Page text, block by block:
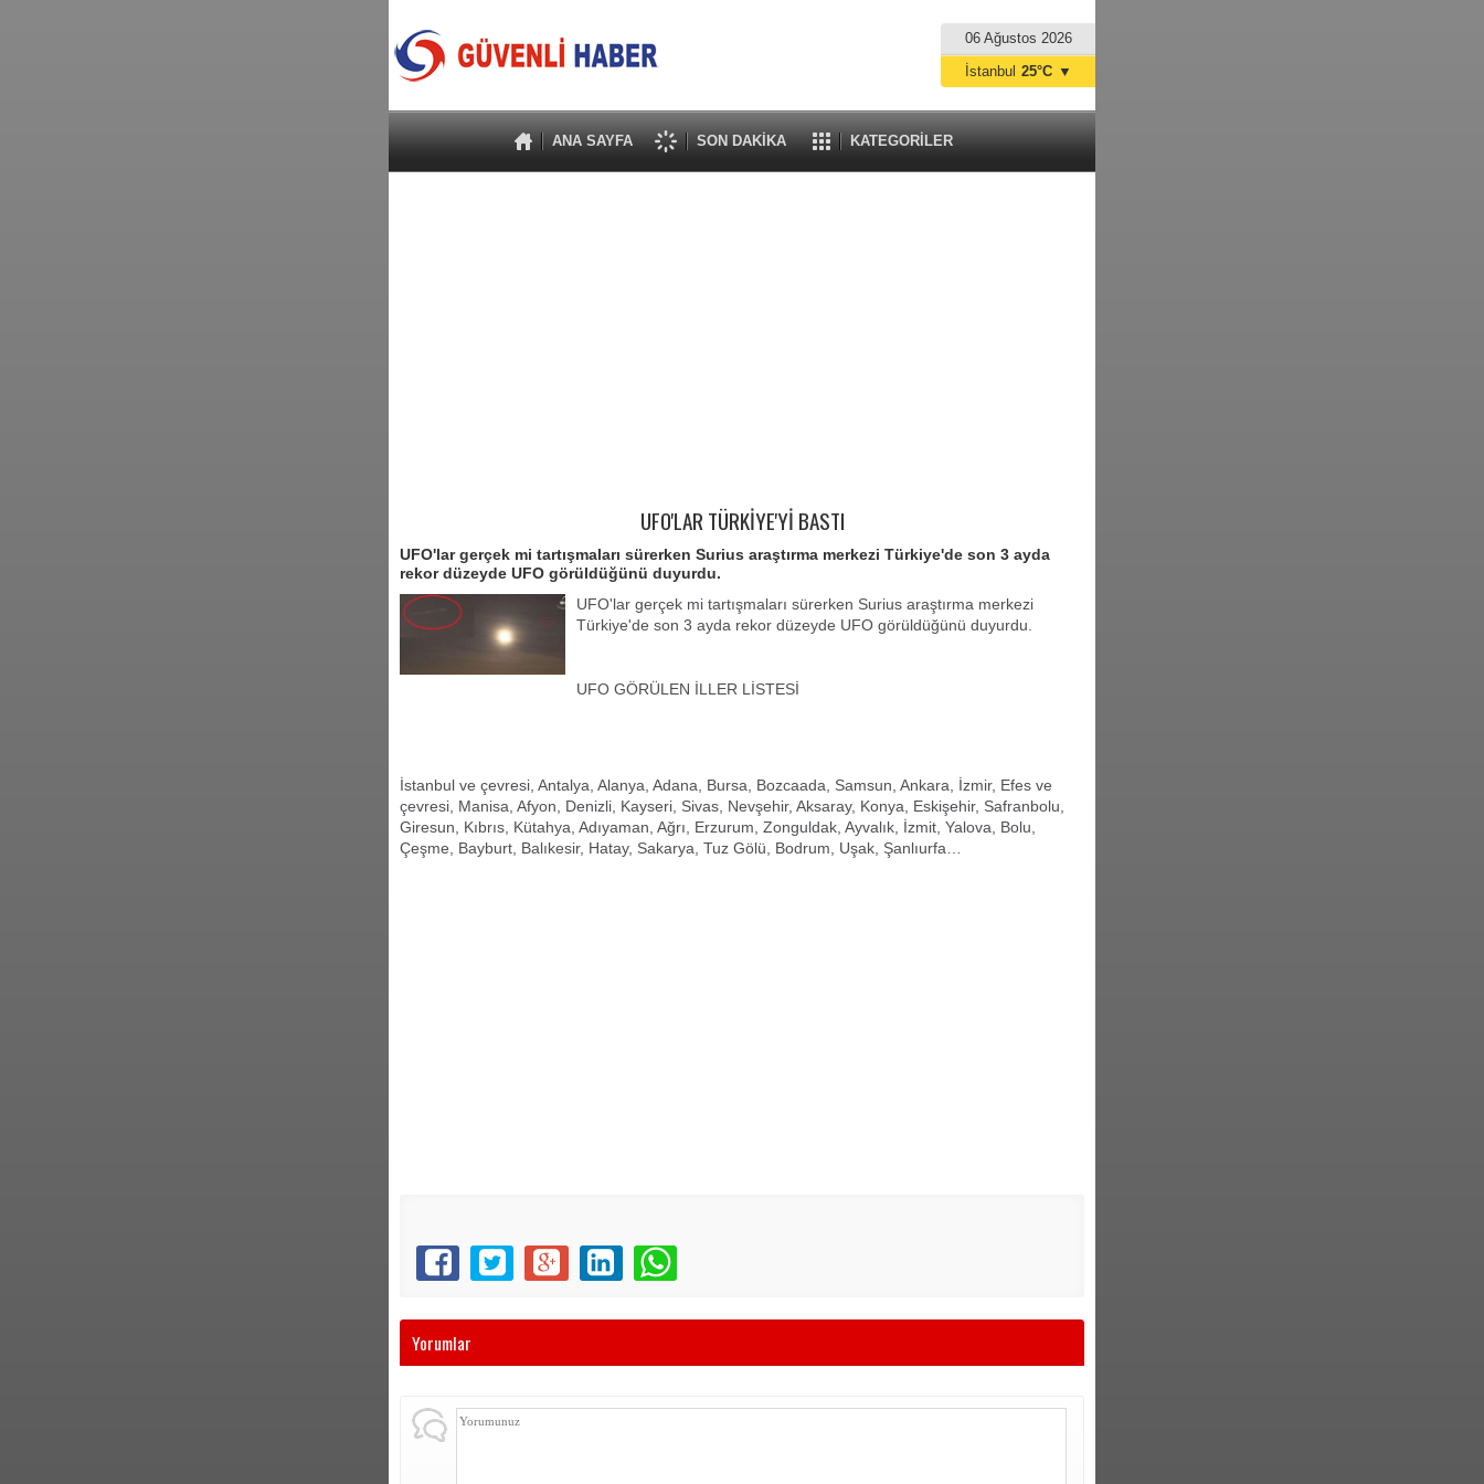
06 Ağustos 2026
ANA SAYFA SON DAKİKA KATEGORİLER
İstanbul 25°C ▼
UFO'LAR TÜRKİYE'Yİ BASTI
UFO'lar gerçek mi tartışmaları sürerken Surius araştırma merkezi Türkiye'de son 3 ayda
rekor düzeyde UFO görüldüğünü duyurdu.
UFO'lar gerçek mi tartışmaları sürerken Surius araştırma merkezi
Türkiye'de son 3 ayda rekor düzeyde UFO görüldüğünü duyurdu.
UFO GÖRÜLEN İLLER LİSTESİ
İstanbul ve çevresi, Antalya, Alanya, Adana, Bursa, Bozcaada, Samsun, Ankara, İzmir, Efes ve
çevresi, Manisa, Afyon, Denizli, Kayseri, Sivas, Nevşehir, Aksaray, Konya, Eskişehir, Safranbolu,
Giresun, Kıbrıs, Kütahya, Adıyaman, Ağrı, Erzurum, Zonguldak, Ayvalık, İzmit, Yalova, Bolu,
Çeşme, Bayburt, Balıkesir, Hatay, Sakarya, Tuz Gölü, Bodrum, Uşak, Şanlıurfa…
Yorumlar